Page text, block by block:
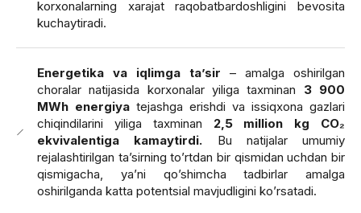
korxonalarning xarajat raqobatbardoshligini bevosita
kuchaytiradi.
Energetika va iqlimga ta’sir – amalga oshirilgan
choralar natijasida korxonalar yiliga taxminan 3 900
MWh energiya tejashga erishdi va issiqxona gazlari
chiqindilarini yiliga taxminan 2,5 million kg CO₂
ekvivalentiga kamaytirdi. Bu natijalar umumiy
rejalashtirilgan ta’sirning to’rtdan bir qismidan uchdan bir
qismigacha, ya’ni qo’shimcha tadbirlar amalga
oshirilganda katta potentsial mavjudligini ko’rsatadi.